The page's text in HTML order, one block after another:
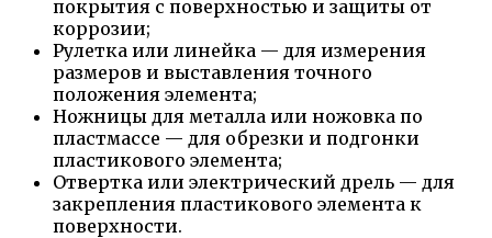
покрытия с поверхностью и защиты от
коррозии;
Рулетка или линейка — для измерения
размеров и выставления точного
положения элемента;
Ножницы для металла или ножовка по
пластмассе — для обрезки и подгонки
пластикового элемента;
Отвертка или электрический дрель — для
закрепления пластикового элемента к
поверхности.